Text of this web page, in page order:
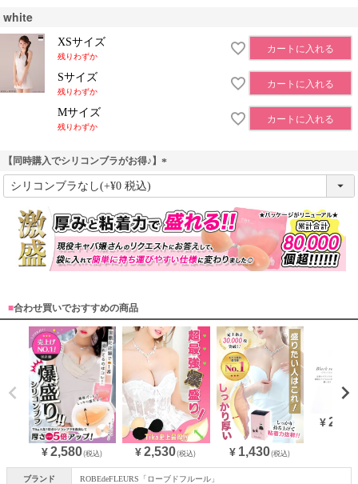
white
XSサイズ
残りわずか
カートに入れる
Sサイズ
残りわずか
カートに入れる
Mサイズ
残りわずか
カートに入れる
【同時購入でシリコンブラがお得♪】
(
)
■合わせ買いでおすすめの商品
¥ 2,580(税込) ¥ 2,530(税込) ¥ 1,430(税込)
¥
ブランド ROBEdeFLEURS「ローブドフルール」